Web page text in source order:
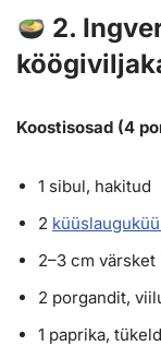
2.
Koostisosad (4
1 sibul, hakitud
2
2–3 cm
2 porgandit,
1 paprika,